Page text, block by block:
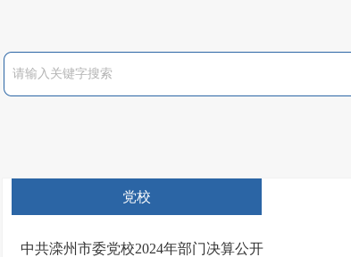
党校
中共滦州市委党校2024年部门决算公开